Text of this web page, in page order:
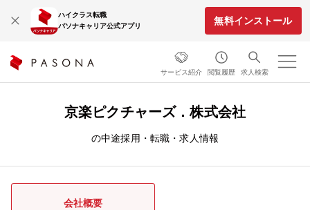
ハイクラス転職
パソナキャリア公式アプリ
無料インストール
サービス紹介 閲覧履歴 求人検索
京楽ピクチャーズ．株式会社
の中途採用・転職・求人情報
会社概要